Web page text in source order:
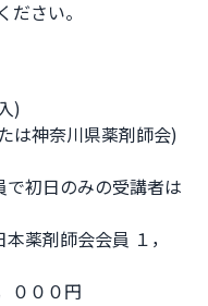
)
は神奈川県薬剤師会)
初日のみの受講者は
薬剤師会会員 １，
０００円